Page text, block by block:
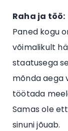
Raha ja töö:
Paned kogu
võimalikult
staatusega
mõnda aega
töötada
Samas ole
sinuni jõuab.